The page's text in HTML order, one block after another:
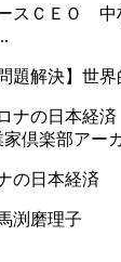
スＣＥＯ
題解決】世
家倶楽部アー
の日本経済
渕磨理子